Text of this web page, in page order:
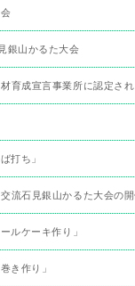
銀山かるた大会
育成宣言事業所に認定さ
打ち」
交流石見銀山かるた大会の
ルケーキ作り」
き作り」